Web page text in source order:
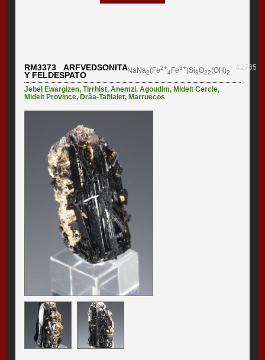
RM3373 ARFVEDSONITA
Y FELDESPATO
NaNa2(Fe2+
4Fe3+)Si8O22(OH)2
#2765
Jebel Ewargizen,Tirrhist,Anemzi,Agoudim, Midelt Cercle,
Midelt Province, Drâa-Tafilalet, Marruecos